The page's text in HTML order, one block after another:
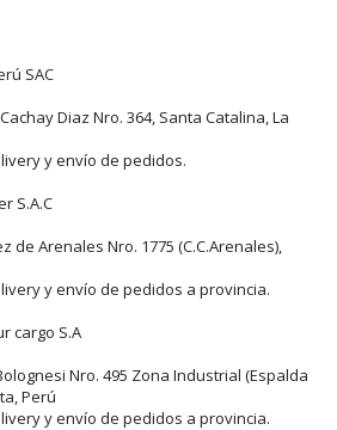
SAC
Diaz Nro. 364, Santa Catalina, La
y envío de pedidos.
S.A.C
de Arenales Nro. 1775 (C.C.Arenales),
y envío de pedidos a provincia.
cargo S.A
Nro. 495 Zona Industrial (Espalda
Perú
y envío de pedidos a provincia.